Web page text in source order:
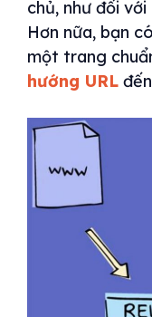
chủ, như đối
Hơn nữa, bạn
một trang
hướng URL